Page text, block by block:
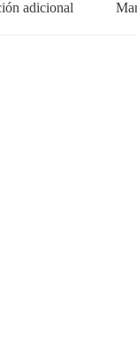
adicional